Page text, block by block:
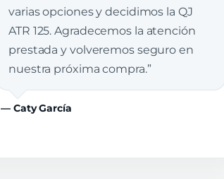
varias opciones y decidimos la QJ
ATR 125. Agradecemos la atención
prestada y volveremos seguro en
nuestra próxima compra.”
— Caty García